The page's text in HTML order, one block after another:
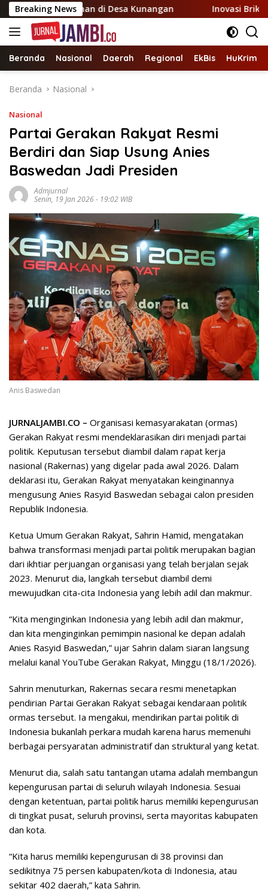
Langsung
ke
konten
Breaking Newsdi Desa Kunangan Inovasi Briket Kulit
Beranda Nasional Daerah Regional EkBis HuKrim
Beranda Nasional
Nasional
Partai Gerakan Rakyat Resmi
Berdiri dan Siap Usung Anies
Baswedan Jadi Presiden
Admjurnal
Senin, 19 Jan 2026 - 19:02 WIB
Anis Baswedan
JURNALJAMBI.CO – Organisasi kemasyarakatan (ormas)
Gerakan Rakyat resmi mendeklarasikan diri menjadi partai
politik. Keputusan tersebut diambil dalam rapat kerja
nasional (Rakernas) yang digelar pada awal 2026. Dalam
deklarasi itu, Gerakan Rakyat menyatakan keinginannya
mengusung Anies Rasyid Baswedan sebagai calon presiden
Republik Indonesia.
Ketua Umum Gerakan Rakyat, Sahrin Hamid, mengatakan
bahwa transformasi menjadi partai politik merupakan bagian
dari ikhtiar perjuangan organisasi yang telah berjalan sejak
2023. Menurut dia, langkah tersebut diambil demi
mewujudkan cita-cita Indonesia yang lebih adil dan makmur.
“Kita menginginkan Indonesia yang lebih adil dan makmur,
dan kita menginginkan pemimpin nasional ke depan adalah
Anies Rasyid Baswedan,” ujar Sahrin dalam siaran langsung
melalui kanal YouTube Gerakan Rakyat, Minggu (18/1/2026).
Sahrin menuturkan, Rakernas secara resmi menetapkan
pendirian Partai Gerakan Rakyat sebagai kendaraan politik
ormas tersebut. Ia mengakui, mendirikan partai politik di
Indonesia bukanlah perkara mudah karena harus memenuhi
berbagai persyaratan administratif dan struktural yang ketat.
Menurut dia, salah satu tantangan utama adalah membangun
kepengurusan partai di seluruh wilayah Indonesia. Sesuai
dengan ketentuan, partai politik harus memiliki kepengurusan
di tingkat pusat, seluruh provinsi, serta mayoritas kabupaten
dan kota.
“Kita harus memiliki kepengurusan di 38 provinsi dan
sedikitnya 75 persen kabupaten/kota di Indonesia, atau
sekitar 402 daerah,” kata Sahrin.